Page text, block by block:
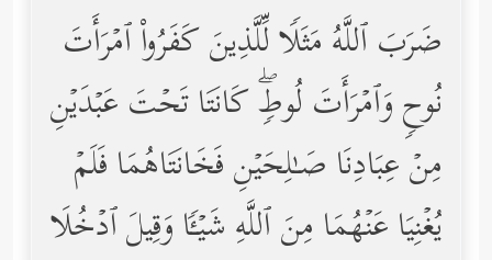
ضَرَبَ ٱللَّهُ مَثَلࣰا لِّلَّذِینَ كَفَرُواْ ٱمۡرَأَتَ
نُوحࣲ وَٱمۡرَأَتَ لُوطࣲۖ كَانَتَا تَحۡتَ عَبۡدَیۡنِ
مِنۡ عِبَادِنَا صَـٰلِحَیۡنِ فَخَانَتَاهُمَا فَلَمۡ
یُغۡنِیَا عَنۡهُمَا مِنَ ٱللَّهِ شَیۡـࣰٔا وَقِیلَ ٱدۡخُلَا